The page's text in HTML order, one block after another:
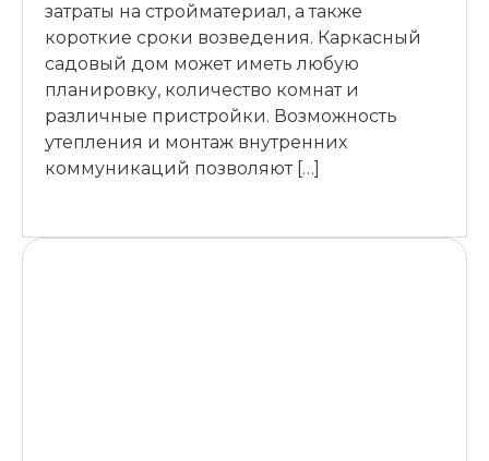
затраты на стройматериал, а также
короткие сроки возведения. Каркасный
садовый дом может иметь любую
планировку, количество комнат и
различные пристройки. Возможность
утепления и монтаж внутренних
коммуникаций позволяют […]